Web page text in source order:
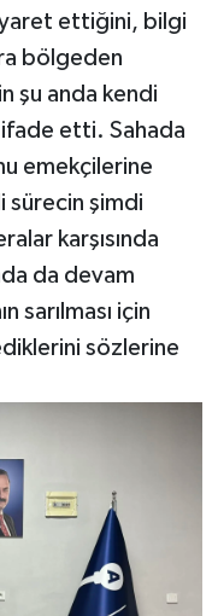
ettiğini, bilgi
bölgeden
şu anda kendi
ifade etti. Sahada
emekçilerine
sürecin şimdi
karşısında
da devam
sarılması için
sözlerine